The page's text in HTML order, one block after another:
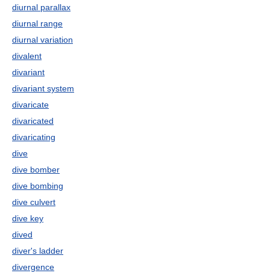
diurnal parallax
diurnal range
diurnal variation
divalent
divariant
divariant system
divaricate
divaricated
divaricating
dive
dive bomber
dive bombing
dive culvert
dive key
dived
diver's ladder
divergence